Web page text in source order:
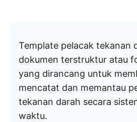
Template pelacak tekanan
dokumen terstruktur atau
yang dirancang untuk
mencatat dan memantau
tekanan darah secara
waktu.